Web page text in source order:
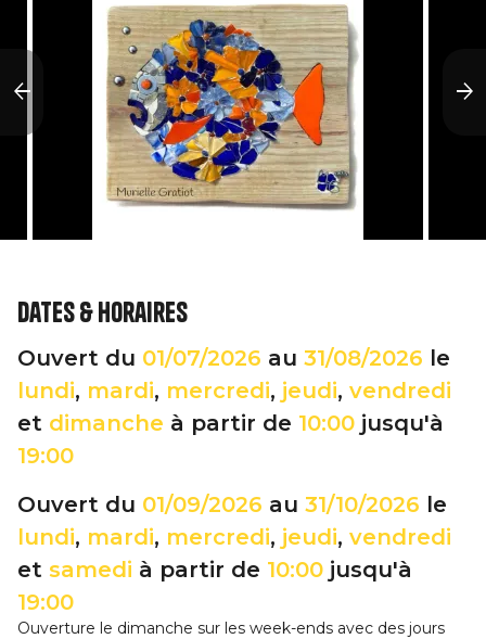
Dates & horaires
Ouvert du 01/07/2026 au 31/08/2026 le
lundi, mardi, mercredi, jeudi, vendredi
et dimanche à partir de 10:00 jusqu'à
19:00
Ouvert du 01/09/2026 au 31/10/2026 le
lundi, mardi, mercredi, jeudi, vendredi
et samedi à partir de 10:00 jusqu'à
19:00
Ouverture le dimanche sur les week-ends avec des jours